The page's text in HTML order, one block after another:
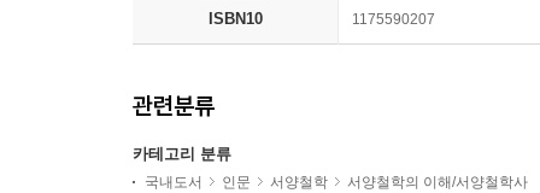
ISBN10 1175590207
관련분류
카테고리 분류
국내도서 인문 서양철학
서양철학의 이해/서양철학사